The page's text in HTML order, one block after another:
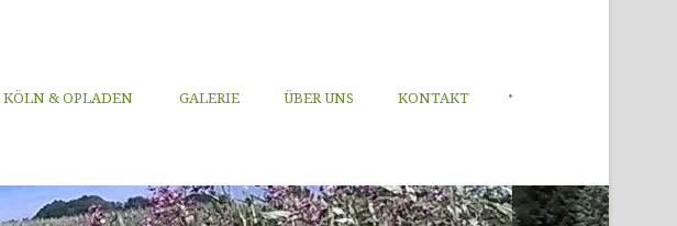
& OPLADEN GALERIE ÜBER UNS KONTAKT •